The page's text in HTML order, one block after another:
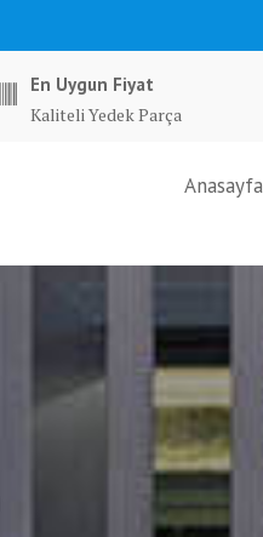
En Uygun Fiyat
Kaliteli Yedek Parça
Anasayfa